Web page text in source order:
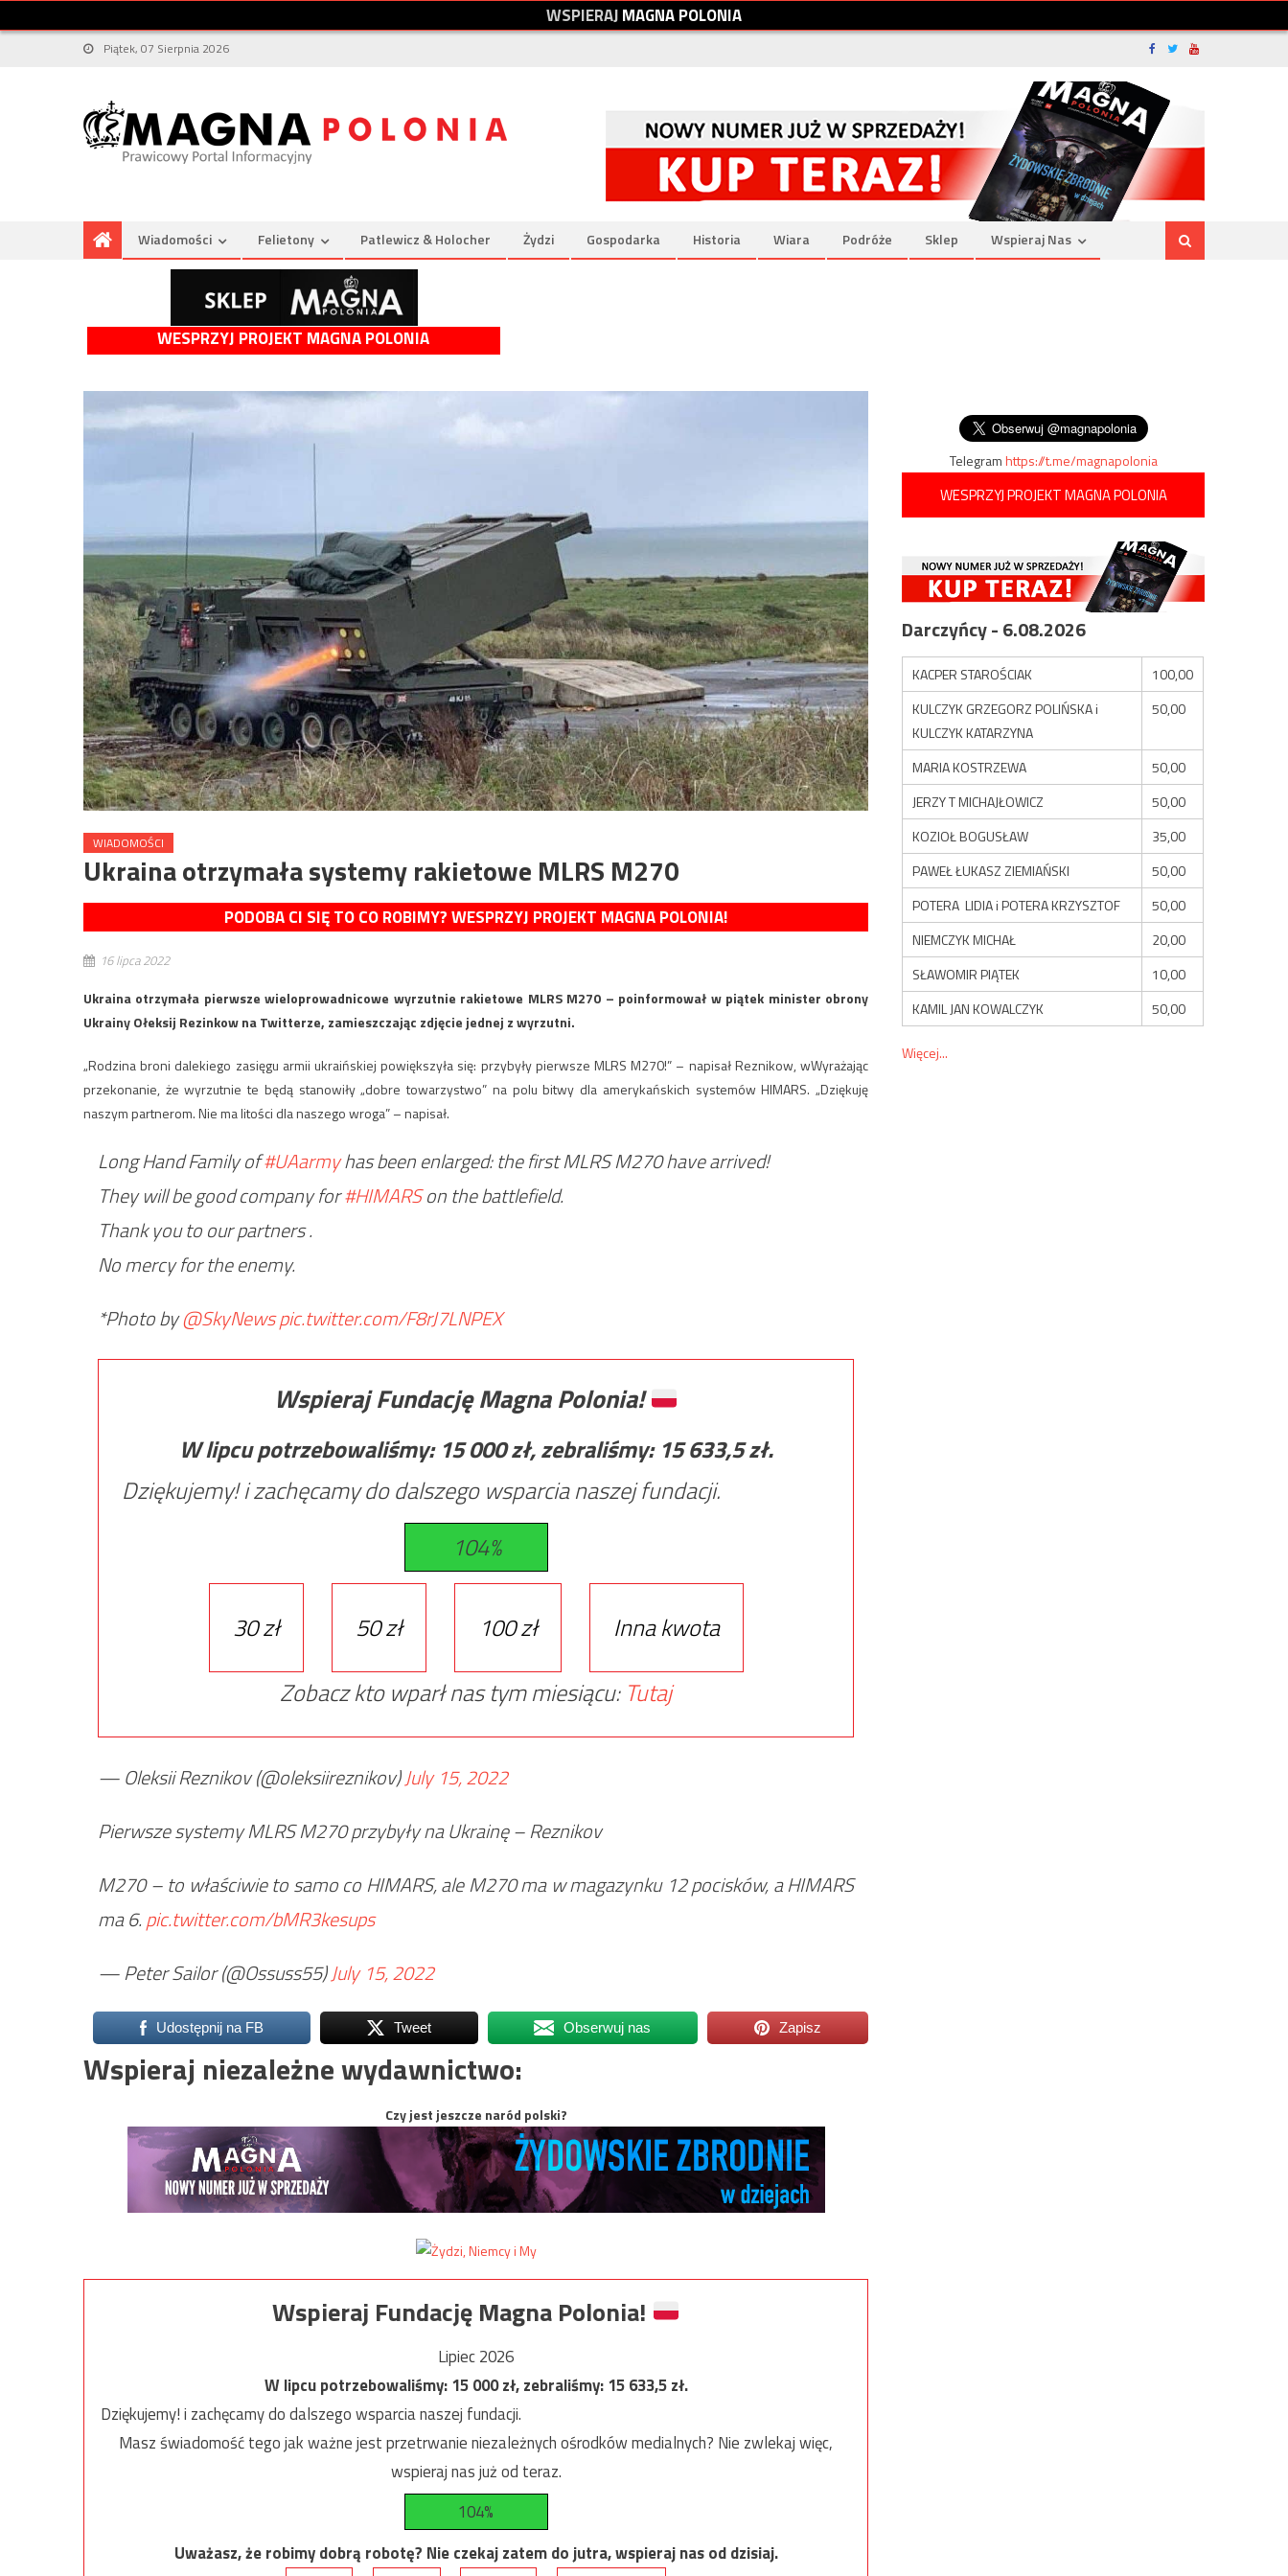
WSPIERAJMAGNAPOLONIA
Piątek, 07 Sierpnia 2026
Wiadomości Felietony Patlewicz & Holocher Żydzi Gospodarka Historia Wiara Podróże Sklep Wspieraj Nas
WESPRZYJ PROJEKT MAGNA POLONIA
WIADOMOŚCI
Ukraina otrzymała systemy rakietowe MLRS M270
PODOBA CI SIĘ TO CO ROBIMY? WESPRZYJ PROJEKT MAGNA POLONIA!
16 lipca 2022
Ukraina otrzymała pierwsze wieloprowadnicowe wyrzutnie rakietowe MLRS M270 – poinformował w piątek minister obrony
Ukrainy Ołeksij Rezinkow na Twitterze, zamieszczając zdjęcie jednej z wyrzutni.
„Rodzina broni dalekiego zasięgu armii ukraińskiej powiększyła się: przybyły pierwsze MLRS M270!” – napisał Reznikow, wWyrażając
przekonanie, że wyrzutnie te będą stanowiły „dobre towarzystwo” na polu bitwy dla amerykańskich systemów HIMARS. „Dziękuję
naszym partnerom. Nie ma litości dla naszego wroga” – napisał.
Long Hand Family of#UAarmyhas been enlarged: the first MLRS M270 have arrived!
They will be good company for#HIMARSon the battlefield.
Thank you to our partners .
No mercy for the enemy.
*Photo by@SkyNewspic.twitter.com/F8rJ7LNPEX
Wspieraj Fundację Magna Polonia!
W lipcu potrzebowaliśmy: 15 000zł, zebraliśmy: 15 633,5zł.
Dziękujemy! i zachęcamy do dalszego wsparcia naszej fundacji.
104%
30 zł 50 zł 100 zł
Inna kwota
Zobacz kto wparł nas tym miesiącu: Tutaj
— Oleksii Reznikov (@oleksiireznikov)July 15, 2022
Pierwsze systemy MLRS M270 przybyły na Ukrainę – Reznikov
M270 – to właściwie to samo co HIMARS, ale M270 ma w magazynku 12 pocisków, a HIMARS
ma 6.pic.twitter.com/bMR3kesups
— Peter Sailor (@Ossuss55)July 15, 2022
Udostępnij na FB Tweet Obserwuj nas Zapisz
Wspieraj niezależne wydawnictwo:
Czy jest jeszcze naród polski?
Wspieraj Fundację Magna Polonia!
Lipiec 2026
W lipcu potrzebowaliśmy:15 000zł, zebraliśmy:15 633,5zł.
Dziękujemy! i zachęcamy do dalszego wsparcia naszej fundacji.
Masz świadomość tego jak ważne jest przetrwanie niezależnych ośrodków medialnych? Nie zwlekaj więc,
wspieraj nas już od teraz.
104%
Uważasz, że robimy dobrą robotę? Nie czekaj zatem do jutra, wspieraj nas od dzisiaj.
Telegramhttps://t.me/magnapolonia
WESPRZYJ PROJEKT MAGNA POLONIA
Darczyńcy - 6.08.2026
KACPER STAROŚCIAK
100,00
KULCZYK GRZEGORZ POLIŃSKA i
KULCZYK KATARZYNA
50,00
MARIA KOSTRZEWA
50,00
JERZY T MICHAJŁOWICZ
50,00
KOZIOŁ BOGUSŁAW
35,00
PAWEŁ ŁUKASZ ZIEMIAŃSKI
50,00
POTERA LIDIA i POTERA KRZYSZTOF
50,00
NIEMCZYK MICHAŁ
20,00
SŁAWOMIR PIĄTEK
10,00
KAMIL JAN KOWALCZYK
50,00
Więcej...